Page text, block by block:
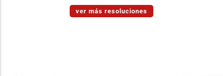
ver más resoluciones